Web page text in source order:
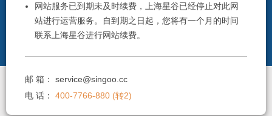
网站服务已到期未及时续费，上海星谷已经停止对此网
站进行运营服务。自到期之日起，您将有一个月的时间
联系上海星谷进行网站续费。
邮 箱：service@singoo.cc
电 话：400-7766-880 (转2)